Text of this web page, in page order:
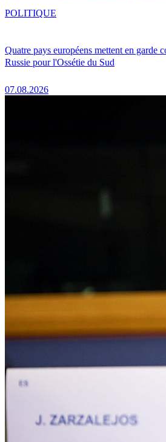
Quatre pays européens mettent en garde
Russie pour l'Ossétie du Sud
07.08.2026
POLITIQUE